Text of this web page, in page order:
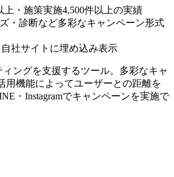
上・施策実施4,500件以上の実績
・診断など多彩なキャンペーン形式
社サイトに埋め込み表示
ングを支援するツール。多彩なキャ
用機能によってユーザーとの距離を
・Instagramでキャンペーンを実施で